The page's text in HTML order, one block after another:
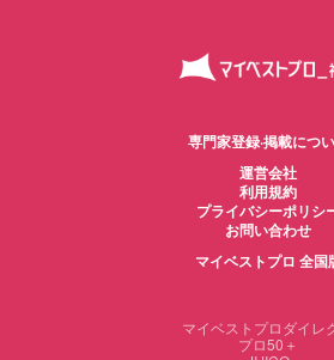
専門家登録·掲載につ
運営会社
利用規約
プライバシーポリシ
お問い合わせ
マイベストプロ 全国
マイベストプロダイレ
プロ50＋